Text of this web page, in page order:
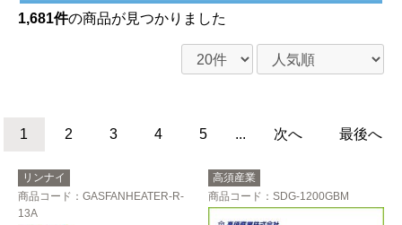
1,681件の商品が見つかりました
1 2 3 4 5 ... 次へ 最後へ
リンナイ
商品コード ：GASFANHEATER-R-
13A
高須産業
商品コード ：SDG-1200GBM